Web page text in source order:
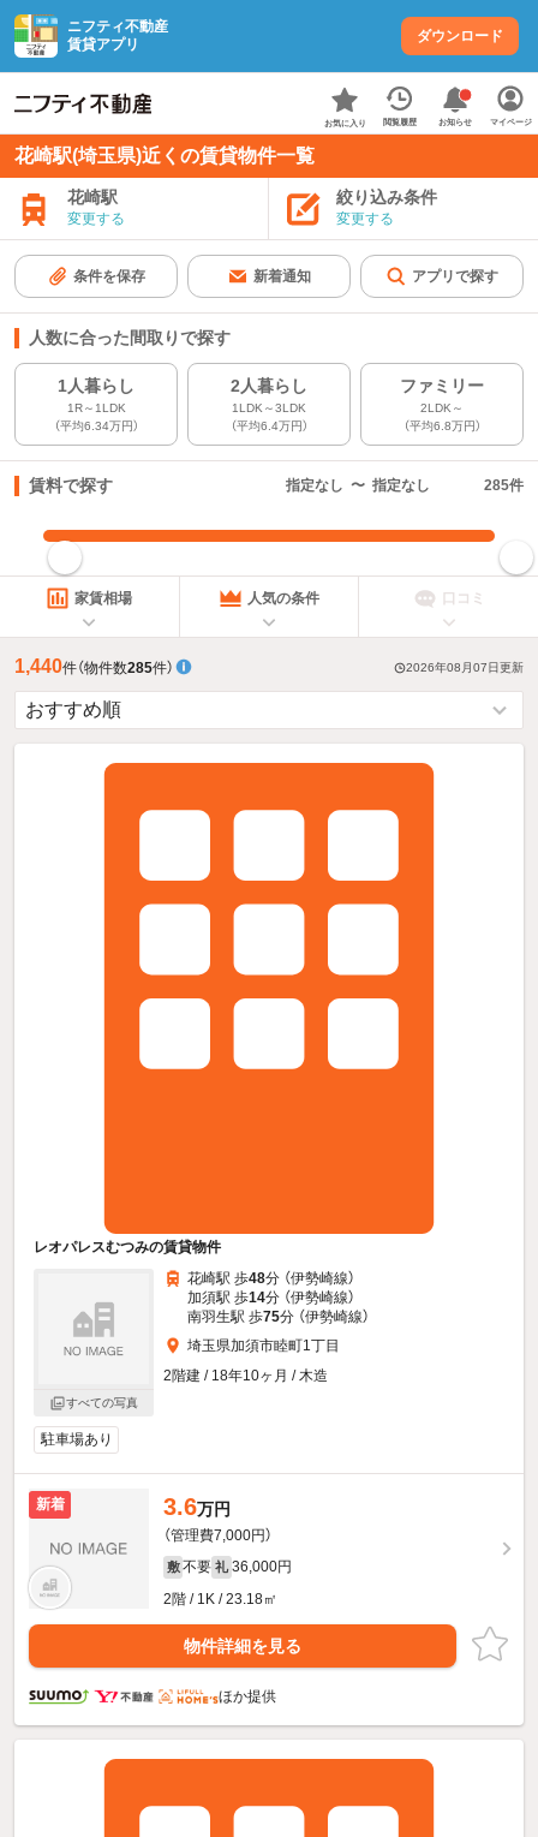
ニフティ不動産
賃貸アプリ
ダウンロード
お気に入り 閲覧履歴 お知らせ マイページ
花崎駅(埼玉県)近くの賃貸物件一覧
花崎駅
変更する
絞り込み条件
変更する
条件を保存 新着通知 アプリで探す
人数に合った間取りで探す
1人暮らし
1R～1LDK
（平均6.34万円）
2人暮らし
1LDK～3LDK
（平均6.4万円）
ファミリー
2LDK～
（平均6.8万円）
賃料で探す 指定なし 〜 指定なし 285件
指定した賃料で絞り込む
家賃相場 人気の条件 口コミ
1,440件（物件数285件） 2026年08月07日更新
レオパレスむつみの賃貸物件
すべての写真
花崎駅 歩48分 （伊勢崎線）
加須駅 歩14分 （伊勢崎線）
南羽生駅 歩75分 （伊勢崎線）
埼玉県加須市睦町1丁目
2階建 / 18年10ヶ月 / 木造
駐車場あり
新着 3.6万円
（管理費7,000円）
敷 不要 礼 36,000円
2階 / 1K / 23.18㎡
物件詳細を見る
ほか提供